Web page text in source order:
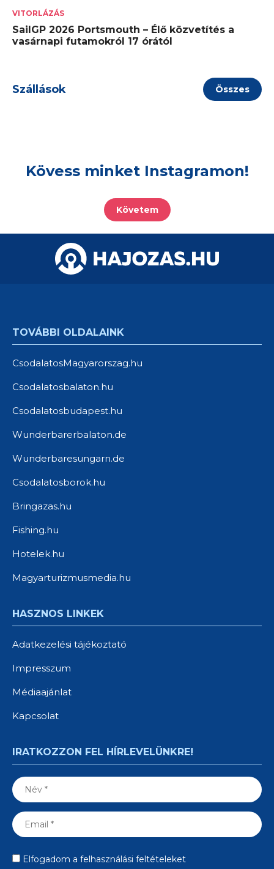
VITORLÁZÁS
SailGP 2026 Portsmouth – Élő közvetítés a
vasárnapi futamokról 17 órától
Szállások Összes
Kövess minket Instagramon!
Követem
TOVÁBBI OLDALAINK
CsodalatosMagyarorszag.hu
Csodalatosbalaton.hu
Csodalatosbudapest.hu
Wunderbarerbalaton.de
Wunderbaresungarn.de
Csodalatosborok.hu
Bringazas.hu
Fishing.hu
Hotelek.hu
Magyarturizmusmedia.hu
HASZNOS LINKEK
Adatkezelési tájékoztató
Impresszum
Médiaajánlat
Kapcsolat
IRATKOZZON FEL HÍRLEVELÜNKRE!
Elfogadom a felhasználási feltételeket